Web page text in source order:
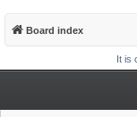
Board index
It is